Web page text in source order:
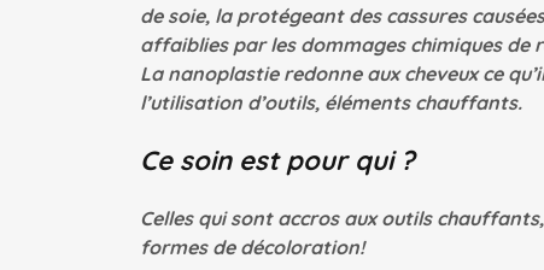
de soie, la protégeant des cassures
affaiblies par les dommages chimiques de
La nanoplastie redonne aux cheveux ce
l’utilisation d’outils, éléments chauffants.
Ce soin est pour qui ?
Celles qui sont accros aux outils
formes de décoloration!